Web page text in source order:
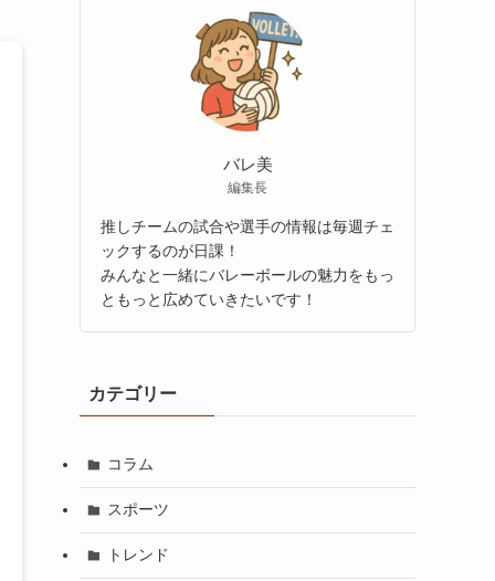
バレ美
編集長
推しチームの試合や選手の情報は毎週チェ
ックするのが日課！
みんなと一緒にバレーボールの魅力をもっ
ともっと広めていきたいです！
カテゴリー
コラム
スポーツ
トレンド